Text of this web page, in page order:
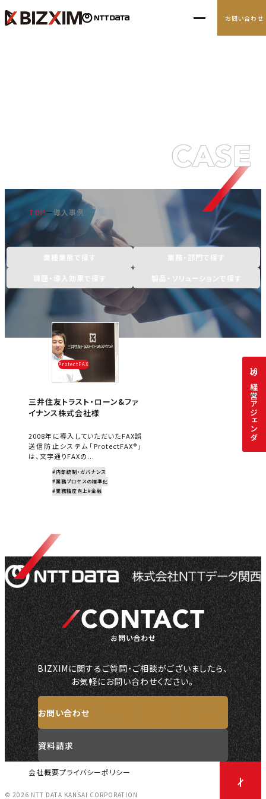
お問い合わせ
CASE
TOP 導入事例
業種業態で探す 業務・部門で探す
課題・導入効果で探す 製品・ソリューションで探す
ProtectFAX
三井住友トラスト・ローン&ファ
イナンス株式会社様
2008年に導入していただいたFAX誤
送信防止システム「ProtectFAX®」
は、文字通りFAXの...
#内部統制・ガバナンス
#業務プロセスの標準化
#業務精度向上#金融
CONTACT
お問い合わせ
BIZXIMに関するご質問・ご相談がございましたら、
お気軽にお問い合わせください。
お問い合わせ
資料請求
10
の経営アジェンダ
会社概要プライバシーポリシー
© 2026 NTT DATA KANSAI CORPORATION